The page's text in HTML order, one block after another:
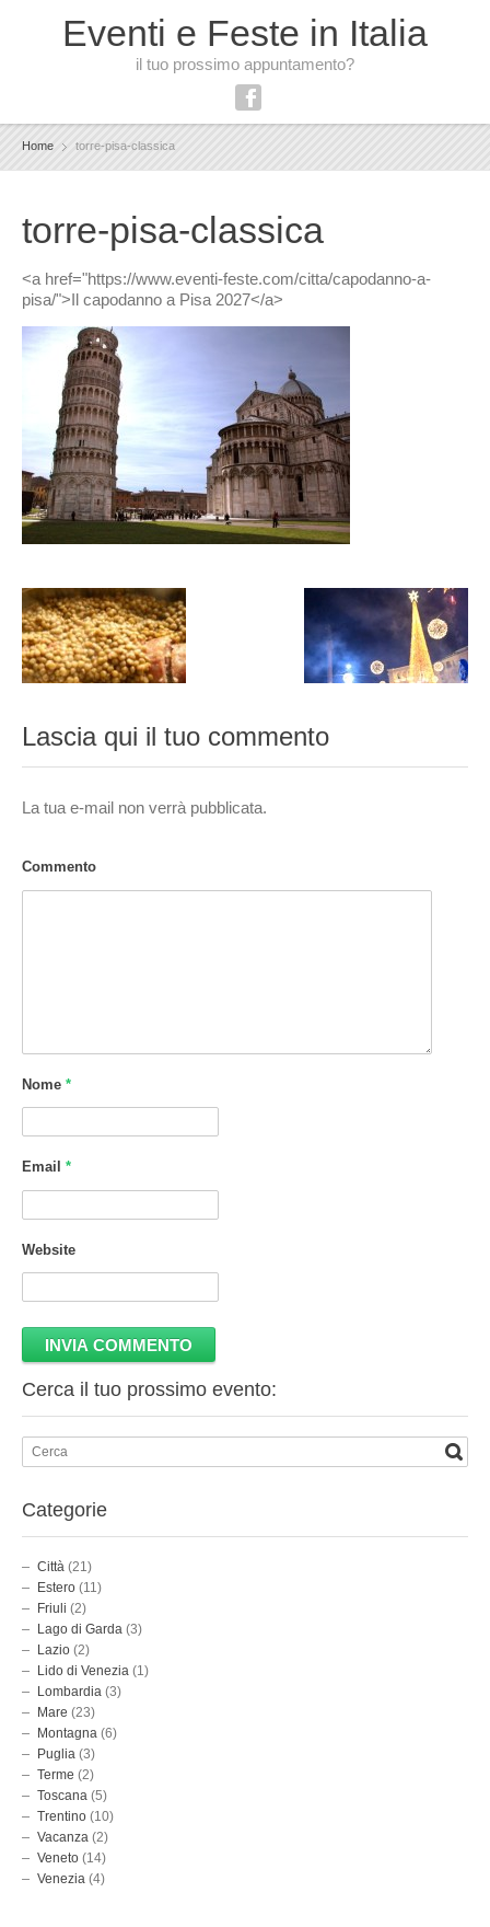
Eventi e Feste in Italia
il tuo prossimo appuntamento?
Home torre-pisa-classica
torre-pisa-classica
<a href="https://www.eventi-feste.com/citta/capodanno-a-
pisa/">Il capodanno a Pisa 2027</a>
Lascia qui il tuo commento
La tua e-mail non verrà pubblicata.
Commento
Nome *
Email *
Website
Cerca il tuo prossimo evento:
Categorie
Città (21)
Estero (11)
Friuli (2)
Lago di Garda (3)
Lazio (2)
Lido di Venezia (1)
Lombardia (3)
Mare (23)
Montagna (6)
Puglia (3)
Terme (2)
Toscana (5)
Trentino (10)
Vacanza (2)
Veneto (14)
Venezia (4)